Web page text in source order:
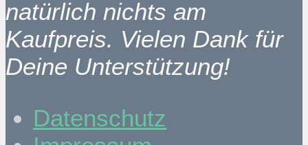
natürlich nichts am
Kaufpreis. Vielen Dank für
Deine Unterstützung!
Datenschutz